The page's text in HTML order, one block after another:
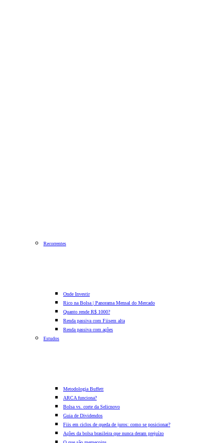
Recorrentes
Onde Investir
Rico na Bolsa | Panorama Mensal do Mercado
Quanto rende R$ 1000?
Renda passiva com Fiisem alta
Renda passiva com ações
Estudos
Metodologia Buffett
ARCA funciona?
Bolsa vs. corte da Selicnovo
Guia de Dividendos
Fiis em ciclos de queda de juros: como se posicionar?
Ações da bolsa brasileira que nunca deram prejuízo